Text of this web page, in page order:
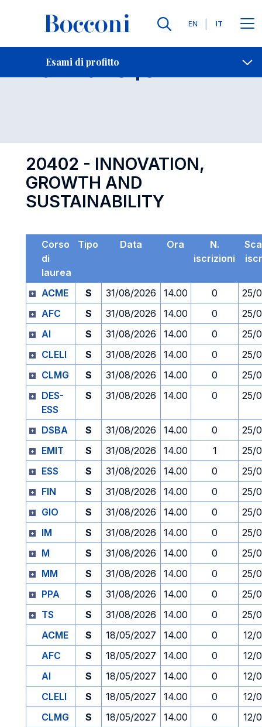
Lingue
EN IT
Esami di profitto
Contatti
Esame 20402 Open
20402 - INNOVATION,
GROWTH AND
SUSTAINABILITY
Corso
di
laurea
Tipo Data Ora
N.
iscrizioni
ACME S 31/08/2026 14.00 0
25/
AFC
S 31/08/2026 14.00 0
25/
AI
S 31/08/2026 14.00 0
25/
CLELI
S 31/08/2026 14.00 0
25/
CLMG
S 31/08/2026 14.00 0
25/
DES-
ESS
S 31/08/2026 14.00 0 25/
DSBA S 31/08/2026 14.00 0
25/
EMIT
S 31/08/2026 14.00 1
25/
ESS
S 31/08/2026 14.00 0
25/
FIN
S 31/08/2026 14.00 0
25/
GIO
S 31/08/2026 14.00 0
25/
IM
S 31/08/2026 14.00 0
25/
M
S 31/08/2026 14.00 0
25/
MM
S 31/08/2026 14.00 0
25/
PPA
S 31/08/2026 14.00 0
25/
TS
S 31/08/2026 14.00 0
25/
ACME
S 18/05/2027 14.00 0
12/
AFC
S 18/05/2027 14.00 0
12/
AI
S 18/05/2027 14.00 0
12/
CLELI
S 18/05/2027 14.00 0
12/
CLMG
S 18/05/2027 14.00 0
12/